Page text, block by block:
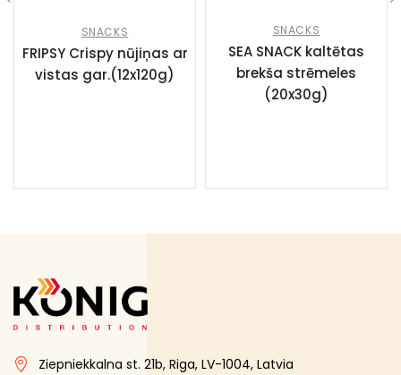
SNACKS
FRIPSY Crispy nūjiņas ar
vistas gar.(12x120g)
SNACKS
SEA SNACK kaltētas
brekša strēmeles
(20x30g)
Ziepniekkalna st. 21b, Riga, LV-1004, Latvia